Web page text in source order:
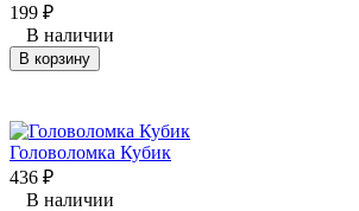
199 ₽
В наличии
В корзину
Головоломка Кубик
436 ₽
В наличии